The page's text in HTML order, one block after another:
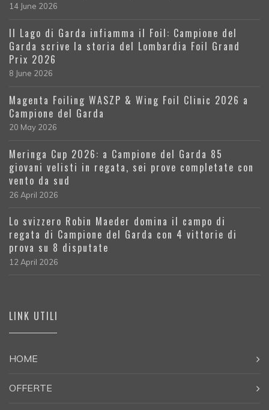
14 June 2026
Il Lago di Garda infiamma il Foil: Campione del
Garda scrive la storia del Lombardia Foil Grand
Prix 2026
8 June 2026
Magenta Foiling WASZP & Wing Foil Clinic 2026 a
Campione del Garda
20 May 2026
Meringa Cup 2026: a Campione del Garda 85
giovani velisti in regata, sei prove completate con
vento da sud
26 April 2026
Lo svizzero Robin Maeder domina il campo di
regata di Campione del Garda con 4 vittorie di
prova su 8 disputate
12 April 2026
LINK UTILI
HOME
OFFERTE